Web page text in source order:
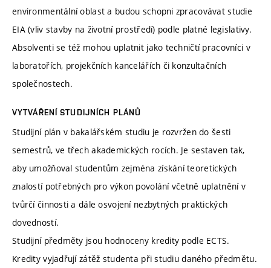
environmentální oblast a budou schopni zpracovávat studie
EIA (vliv stavby na životní prostředí) podle platné legislativy.
Absolventi se též mohou uplatnit jako techničtí pracovníci v
laboratořích, projekčních kancelářích či konzultačních
společnostech.
VYTVÁŘENÍ STUDIJNÍCH PLÁNŮ
Studijní plán v bakalářském studiu je rozvržen do šesti
semestrů, ve třech akademických rocích. Je sestaven tak,
aby umožňoval studentům zejména získání teoretických
znalostí potřebných pro výkon povolání včetně uplatnění v
tvůrčí činnosti a dále osvojení nezbytných praktických
dovedností.
Studijní předměty jsou hodnoceny kredity podle ECTS.
Kredity vyjadřují zátěž studenta při studiu daného předmětu.